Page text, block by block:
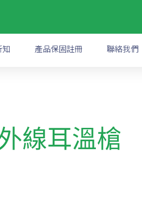
知 產品保固註冊 聯絡我們
線耳溫槍